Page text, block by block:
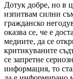
Дотук добре, но в
изпитвам силни
гражданско
оказва се, че е
медиите, да се
критикуваните
се запретне
информация, то